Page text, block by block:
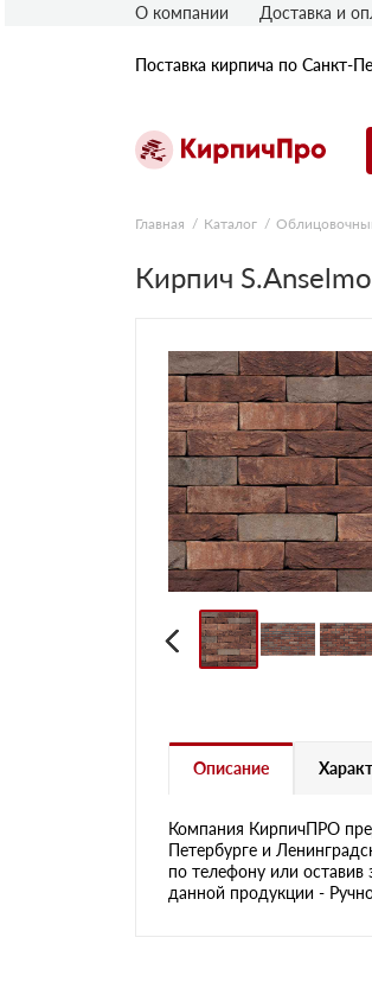
Поставка кирпича по Санкт-
Перейти в каталог
Строительный
блок
Фасадная плитка,
Печной кирпич
Брусчатка и
Кладочные смеси
О компании Доставка и
Главная Каталог
Кирпич
Описание
Компания КирпичПРО
Петербурге и
по телефону или
данной продукции -